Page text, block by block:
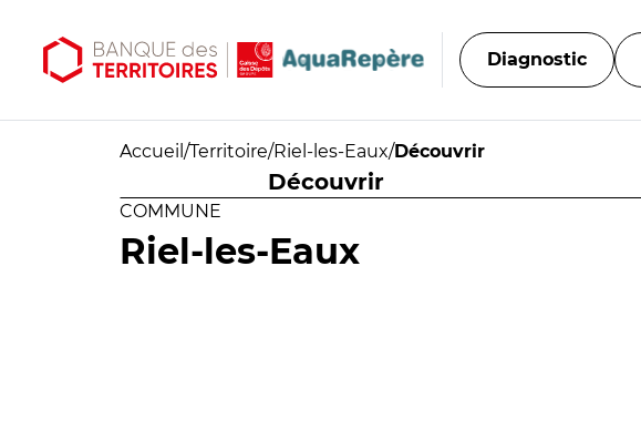
Diagnostic
Accueil /Territoire/Riel-les-Eaux/Découvrir
Découvrir
COMMUNE
Riel-les-Eaux